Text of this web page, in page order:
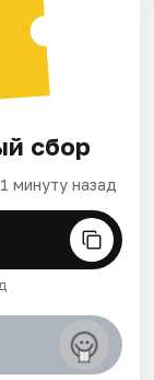
сбор
минуту назад